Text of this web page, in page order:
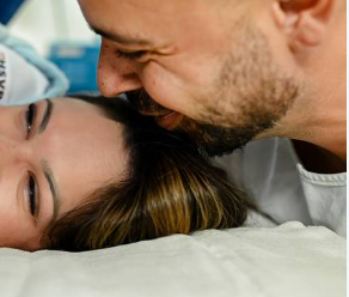
553 3